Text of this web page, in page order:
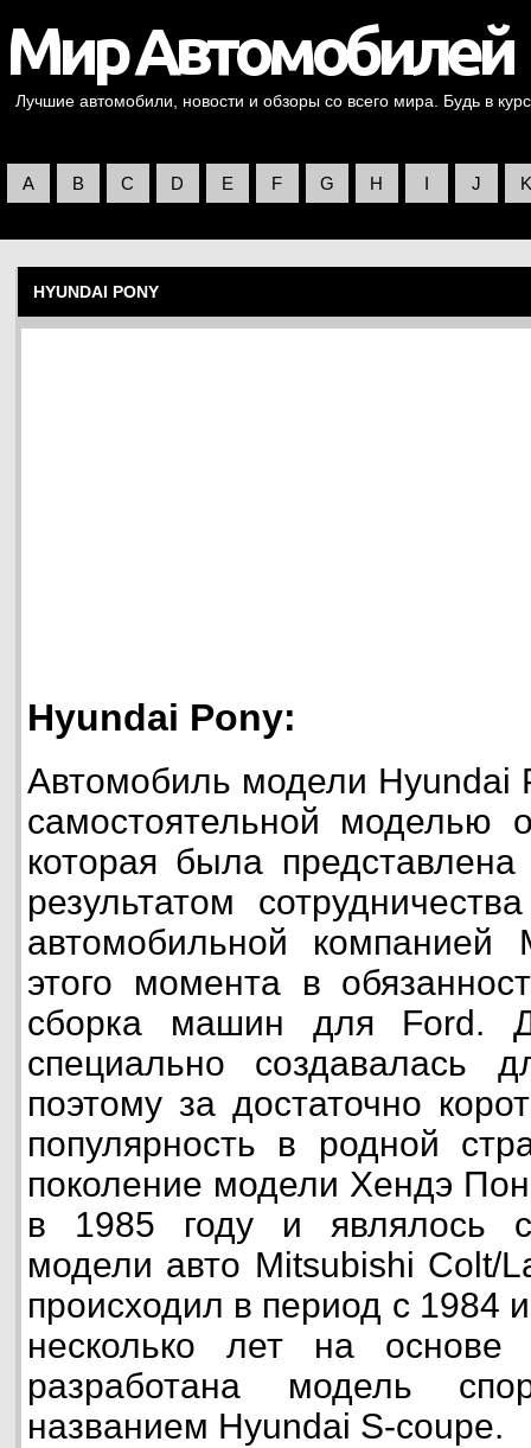
Лучшие автомобили, новости и обзоры со всего мира. Будь в
A B C D E F G H I J K
HYUNDAI PONY
Hyundai Pony:
Автомобиль модели Hyundai
самостоятельной моделью
которая была
результатом
автомобильной компанией
этого момента в
сборка машин для Ford.
специально создавалась
поэтому за достаточно
популярность в родной
поколение модели Хендэ
в 1985 году и являлось
модели авто Mitsubishi Colt/
происходил в период с 1984
несколько лет на
разработана модель
названием Hyundai S-coupe.